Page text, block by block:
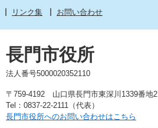
リンク集
お問い合わせ
長門市役所
法人番号5000020352110
〒759-4192 山口県長門市東深川1339番地2
Tel：0837-22-2111（代表）
長門市役所へのお問い合わせはこちら